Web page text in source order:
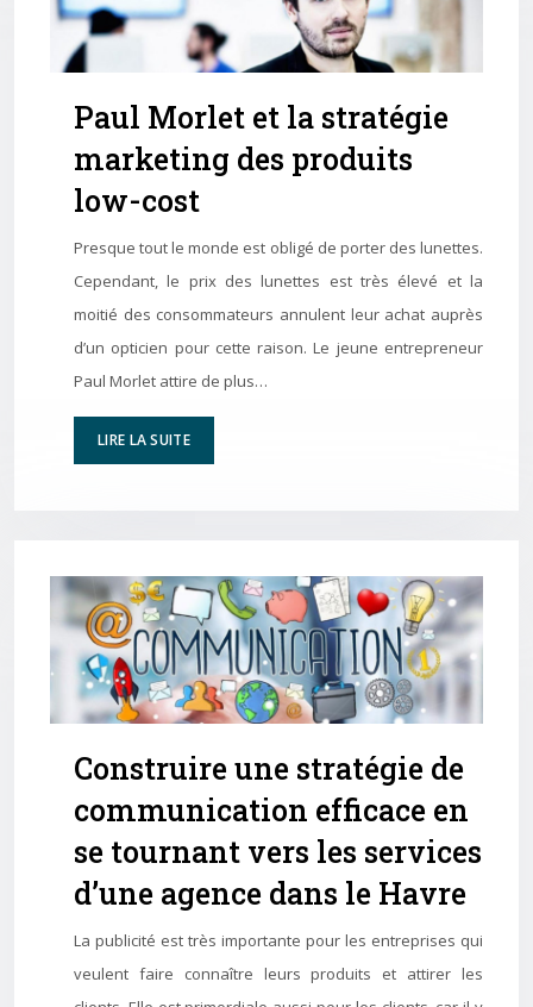
Paul Morlet et la stratégie
marketing des produits
low-cost
Presque tout le monde est obligé de porter des lunettes.
Cependant, le prix des lunettes est très élevé et la
moitié des consommateurs annulent leur achat auprès
d’un opticien pour cette raison. Le jeune entrepreneur
Paul Morlet attire de plus…
LIRE LA SUITE
Construire une stratégie de
communication efficace en
se tournant vers les services
d’une agence dans le Havre
La publicité est très importante pour les entreprises qui
veulent faire connaître leurs produits et attirer les